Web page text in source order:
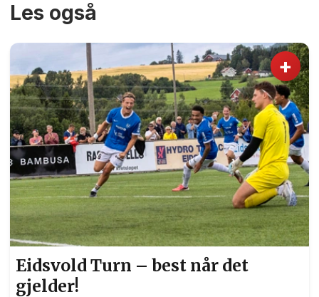
Les også
+
Eidsvold Turn – best når det
gjelder!